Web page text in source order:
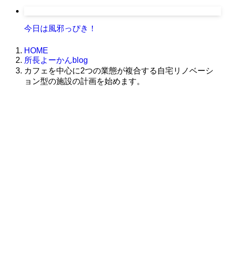
今日は風邪っぴき！
HOME
所長よーかんblog
カフェを中心に2つの業態が複合する自宅リノベーシ
ョン型の施設の計画を始めます。